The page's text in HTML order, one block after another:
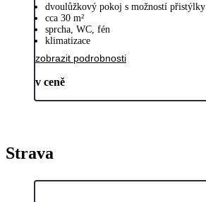
dvoulůžkový pokoj s možností přistýlky
cca 30 m²
sprcha, WC, fén
klimatizace
zobrazit podrobnosti
v ceně
Strava